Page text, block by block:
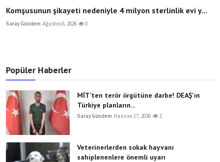
Komşusunun şikayeti nedeniyle 4 milyon sterlinlik evi y...
Saray Gündem Ağustos 6, 2026 0
Popüler Haberler
MİT’ten terör örgütüne darbe! DEAŞ'ın
Türkiye planların...
Saray Gündem Haziran 17, 2026 2
Veterinerlerden sokak hayvanı
sahiplenenlere önemli uyarı